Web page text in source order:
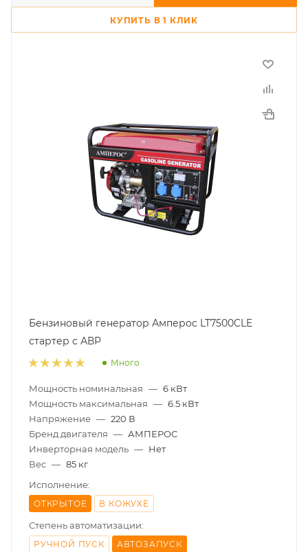
КУПИТЬ В 1 КЛИК
Бензиновый генератор Амперос LT7500CLE
стартер с АВР
Много
Мощность номинальная — 6 кВт
Мощность максимальная — 6.5 кВт
Напряжение — 220 В
Бренд двигателя — АМПЕРОС
Инверторная модель — Нет
Вес — 85 кг
Исполнение:
ОТКРЫТОЕ В КОЖУХЕ
Степень автоматизации:
РУЧНОЙ ПУСК АВТОЗАПУСК